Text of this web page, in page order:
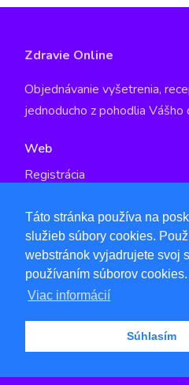
Táto stránka používa na
služieb súbory cookies.
webstránok vyjadrujete svoj
používaním súborov cookies.
Viac informácií
Súhlasím
Zdravie Online
Objednávanie vyšetrenia,
jednoducho z pohodlia Vášho
Web
Registrácia
Kontakt
info@qspot.io
www.qspot.io